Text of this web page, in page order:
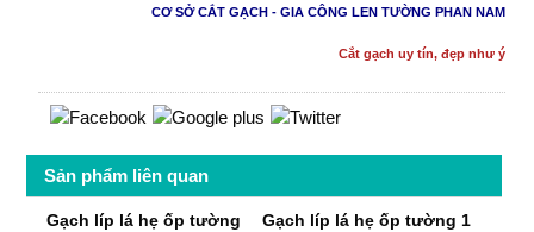
CƠ SỞ CẮT GẠCH - GIA CÔNG LEN TƯỜNG PHAN NAM
Cắt gạch uy tín, đẹp như ý
Sản phẩm liên quan
Gạch líp lá hẹ ốp tường Gạch líp lá hẹ ốp tường 1